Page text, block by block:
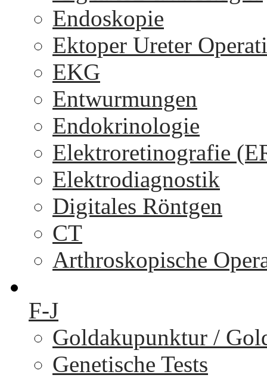
Endoskopie
Ektoper Ureter
EKG
Entwurmungen
Endokrinologie
Elektroretinografie
Elektrodiagnostik
Digitales Röntgen
CT
Arthroskopische
F-J
Goldakupunktur /
Genetische Tests